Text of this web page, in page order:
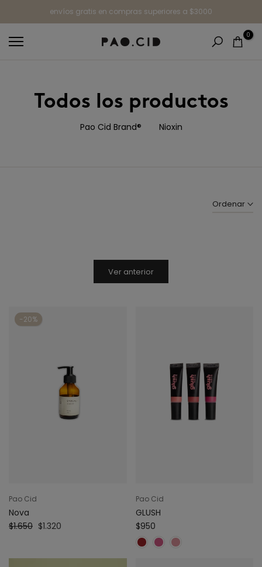
al
contenido
envíos gratis en compras superiores a $3000
0
Todos los productos
Pao Cid Brand® Nioxin
Ordenar
Ver anterior
-20%
Pao Cid
Nova
$1.650 $1.320
Pao Cid
GLUSH
$950